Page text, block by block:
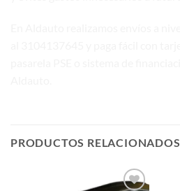
PRODUCTOS RELACIONADOS